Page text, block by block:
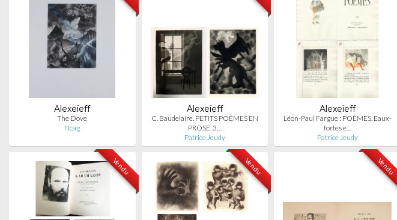
Alexeïeff
The Dove
Ncag
Alexeïeff
C. Baudelaire. PETITS POÈMES EN
PROSE. 3…
Patrice Jeudy
Alexeïeff
Léon-Paul Fargue : POÈMES. Eaux-
fortes e…
Patrice Jeudy
Vendu Vendu Vendu